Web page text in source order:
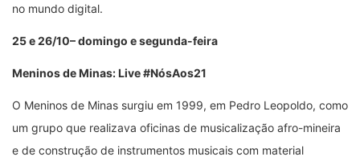
no mundo digital.
25 e 26/10– domingo e segunda-feira
Meninos de Minas: Live #NósAos21
O Meninos de Minas surgiu em 1999, em Pedro Leopoldo, como
um grupo que realizava oficinas de musicalização afro-mineira
e de construção de instrumentos musicais com material